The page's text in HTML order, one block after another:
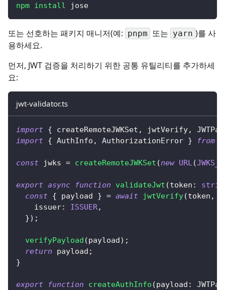
npm install jose
또는 선호하는 패키지 매니저(예: pnpm 또는 yarn )를 사
용하세요.
먼저, JWT 검증을 처리하기 위한 공통 유틸리티를 추가하세
요:
jwt-validator.ts
import { createRemoteJWKSet , jwtVerify,
import { AuthInfo , AuthorizationError } from
const jwks = createRemoteJWKSet (new URL (
export async function validateJwt (token :
const { payload } = await jwtVerify(token ,
    issuer
: ISSUER,
}) ;
verifyPayload (payload) ;
return payload ;
}
export function createAuthInfo (payload :